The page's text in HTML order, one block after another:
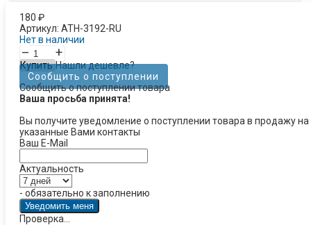
180 ₽
Артикул: ATH-3192-RU
Нет в наличии
– +
Купить Нашли дешевле?
Сообщить о поступлении
Сообщить о поступлении товара
Ваша просьба принята!
Вы получите уведомление о поступлении товара в продажу на
указанные Вами контакты
Ваш E-Mail
Актуальность
- обязательно к заполнению
Проверка...